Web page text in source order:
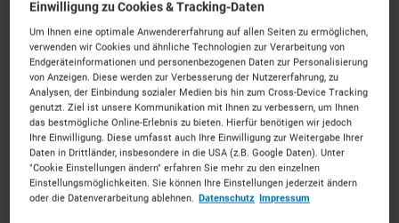
Individuelle Ausstattung erfolgt im nächsten Schritt
Ab dem*
Bis zum*
Anmerkungen Optional
Einwilligung zu Cookies & Tracking-Daten
Um Ihnen eine optimale Anwendererfahrung auf allen Seiten zu ermöglichen,
verwenden wir Cookies und ähnliche Technologien zur Verarbeitung von
Endgeräteinformationen und personenbezogenen Daten zur Personalisierung
von Anzeigen. Diese werden zur Verbesserung der Nutzererfahrung, zu
Analysen, der Einbindung sozialer Medien bis hin zum Cross-Device Tracking
genutzt. Ziel ist unsere Kommunikation mit Ihnen zu verbessern, um Ihnen
das bestmögliche Online-Erlebnis zu bieten. Hierfür benötigen wir jedoch
Ihre Einwilligung. Diese umfasst auch Ihre Einwilligung zur Weitergabe Ihrer
Daten in Drittländer, insbesondere in die USA (z.B. Google Daten). Unter
"Cookie Einstellungen ändern" erfahren Sie mehr zu den einzelnen
Einstellungsmöglichkeiten. Sie können Ihre Einstellungen jederzeit ändern
oder die Datenverarbeitung ablehnen. Datenschutz Impressum